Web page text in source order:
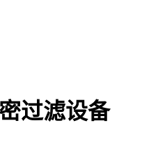
过滤设备